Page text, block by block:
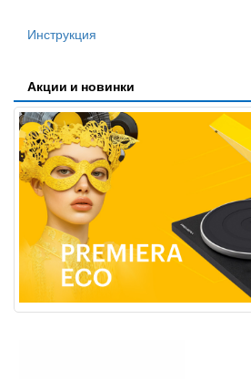
Инструкция
Акции и новинки